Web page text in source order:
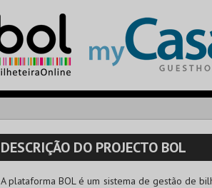
DESCRIÇÃO DO PROJECTO BOL
A plataforma BOL é um sistema de gestão de